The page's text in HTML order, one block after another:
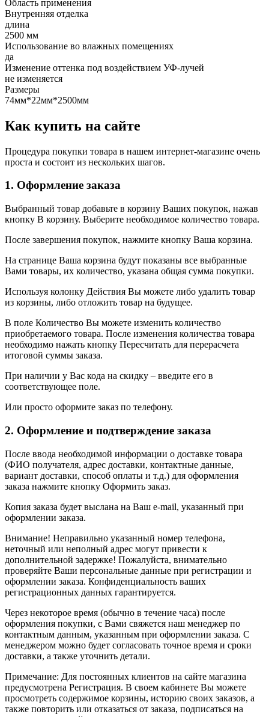
Область применения
Внутренняя отделка
длина
2500 мм
Использование во влажных помещениях
да
Изменение оттенка под воздействием УФ-лучей
не изменяется
Размеры
74мм*22мм*2500мм
Как купить на сайте
Процедура покупки товара в нашем интернет-магазине очень
проста и состоит из нескольких шагов.
1. Оформление заказа
Выбранный товар добавьте в корзину Ваших покупок, нажав
кнопку В корзину. Выберите необходимое количество товара.
После завершения покупок, нажмите кнопку Ваша корзина.
На странице Ваша корзина будут показаны все выбранные
Вами товары, их количество, указана общая сумма покупки.
Используя колонку Действия Вы можете либо удалить товар
из корзины, либо отложить товар на будущее.
В поле Количество Вы можете изменить количество
приобретаемого товара. После изменения количества товара
необходимо нажать кнопку Пересчитать для перерасчета
итоговой суммы заказа.
При наличии у Вас кода на скидку – введите его в
соответствующее поле.
Или просто оформите заказ по телефону.
2. Оформление и подтверждение заказа
После ввода необходимой информации о доставке товара
(ФИО получателя, адрес доставки, контактные данные,
вариант доставки, способ оплаты и т.д.) для оформления
заказа нажмите кнопку Оформить заказ.
Копия заказа будет выслана на Ваш e-mail, указанный при
оформлении заказа.
Внимание! Неправильно указанный номер телефона,
неточный или неполный адрес могут привести к
дополнительной задержке! Пожалуйста, внимательно
проверяйте Ваши персональные данные при регистрации и
оформлении заказа. Конфиденциальность ваших
регистрационных данных гарантируется.
Через некоторое время (обычно в течение часа) после
оформления покупки, с Вами свяжется наш менеджер по
контактным данным, указанным при оформлении заказа. С
менеджером можно будет согласовать точное время и сроки
доставки, а также уточнить детали.
Примечание: Для постоянных клиентов на сайте магазина
предусмотрена Регистрация. В своем кабинете Вы можете
просмотреть содержимое корзины, историю своих заказов, а
также повторить или отказаться от заказа, подписаться на